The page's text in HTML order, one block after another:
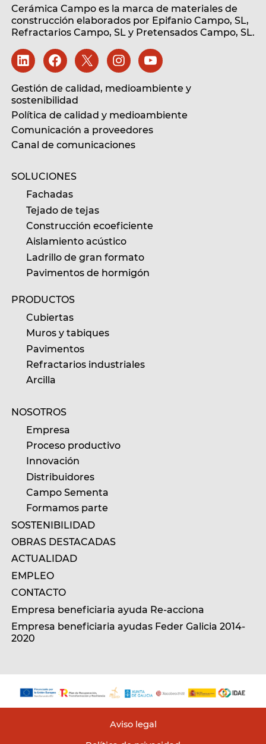
Cerámica Campo es la marca de materiales de
construcción elaborados por Epifanio Campo, SL,
Refractarios Campo, SLy Pretensados Campo, SL.
Gestión de calidad, medioambiente y
sostenibilidad
Política de calidad y medioambiente
Comunicación a proveedores
Canal de comunicaciones
SOLUCIONES
Fachadas
Tejado de tejas
Construcción ecoeficiente
Aislamiento acústico
Ladrillo de gran formato
Pavimentos de hormigón
PRODUCTOS
Cubiertas
Muros y tabiques
Pavimentos
Refractarios industriales
Arcilla
NOSOTROS
Empresa
Proceso productivo
Innovación
Distribuidores
Campo Sementa
Formamos parte
SOSTENIBILIDAD
OBRAS DESTACADAS
ACTUALIDAD
EMPLEO
CONTACTO
Empresa beneficiaria ayuda Re-acciona
Empresa beneficiaria ayudas Feder Galicia 2014-
2020
Aviso legal